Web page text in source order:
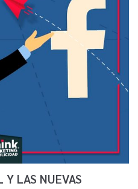
LAS NUEVAS